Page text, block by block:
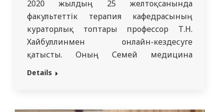
2020 жылдың 25 желтоқсанында
факультеттік терапия кафедрасының
кураторлық топтары профессор Т.Н.
Хайбуллинмен онлайн-кездесуге
қатысты. Оның Семей медицина
институтындағы студенттік жылдары,
Details